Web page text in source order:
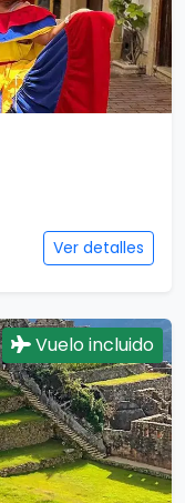
Ver detalles
Vuelo incluido